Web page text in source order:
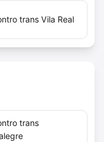
trans Vila Real
trans